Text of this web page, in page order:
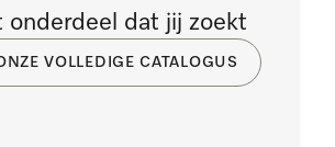
onderdeel dat jij zoekt
VOLLEDIGE CATALOGUS